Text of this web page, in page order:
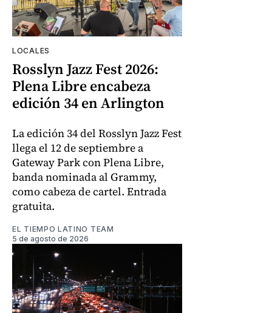
LOCALES
Rosslyn Jazz Fest 2026:
Plena Libre encabeza
edición 34 en Arlington
La edición 34 del Rosslyn Jazz Fest
llega el 12 de septiembre a
Gateway Park con Plena Libre,
banda nominada al Grammy,
como cabeza de cartel. Entrada
gratuita.
EL TIEMPO LATINO TEAM
5 de agosto de 2026